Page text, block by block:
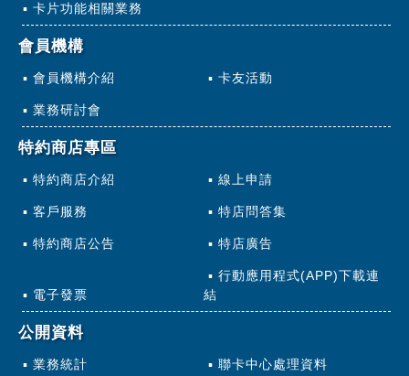
卡片功能相關業務
會員機構
會員機構介紹 卡友活動
業務研討會
特約商店專區
特約商店介紹 線上申請
客戶服務 特店問答集
特約商店公告 特店廣告
電子發票
行動應用程式(APP)下載連
結
公開資料
業務統計 聯卡中心處理資料